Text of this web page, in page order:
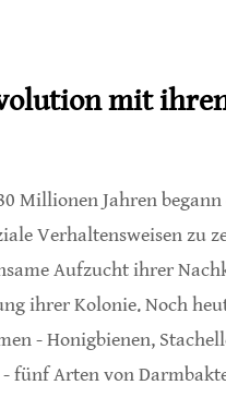
mit
Millionen Jahren
Verhaltensweisen zu
Aufzucht ihrer
ihrer Kolonie. Noch
- Honigbienen,
fünf Arten von